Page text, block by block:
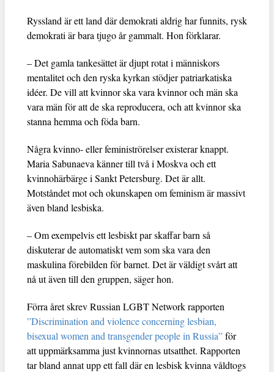
Ryssland är ett land där demokrati aldrig har funnits, rysk
demokrati är bara tjugo år gammalt. Hon förklarar.
– Det gamla tankesättet är djupt rotat i människors
mentalitet och den ryska kyrkan stödjer patriarkatiska
idéer. De vill att kvinnor ska vara kvinnor och män ska
vara män för att de ska reproducera, och att kvinnor ska
stanna hemma och föda barn.
Några kvinno- eller feministrörelser existerar knappt.
Maria Sabunaeva känner till två i Moskva och ett
kvinnohärbärge i Sankt Petersburg. Det är allt.
Motståndet mot och okunskapen om feminism är massivt
även bland lesbiska.
– Om exempelvis ett lesbiskt par skaffar barn så
diskuterar de automatiskt vem som ska vara den
maskulina förebilden för barnet. Det är väldigt svårt att
nå ut även till den gruppen, säger hon.
Förra året skrev Russian LGBT Network rapporten
”Discrimination and violence concerning lesbian,
bisexual women and transgender people in Russia”för
att uppmärksamma just kvinnornas utsatthet. Rapporten
tar bland annat upp ett fall där en lesbisk kvinna våldtogs